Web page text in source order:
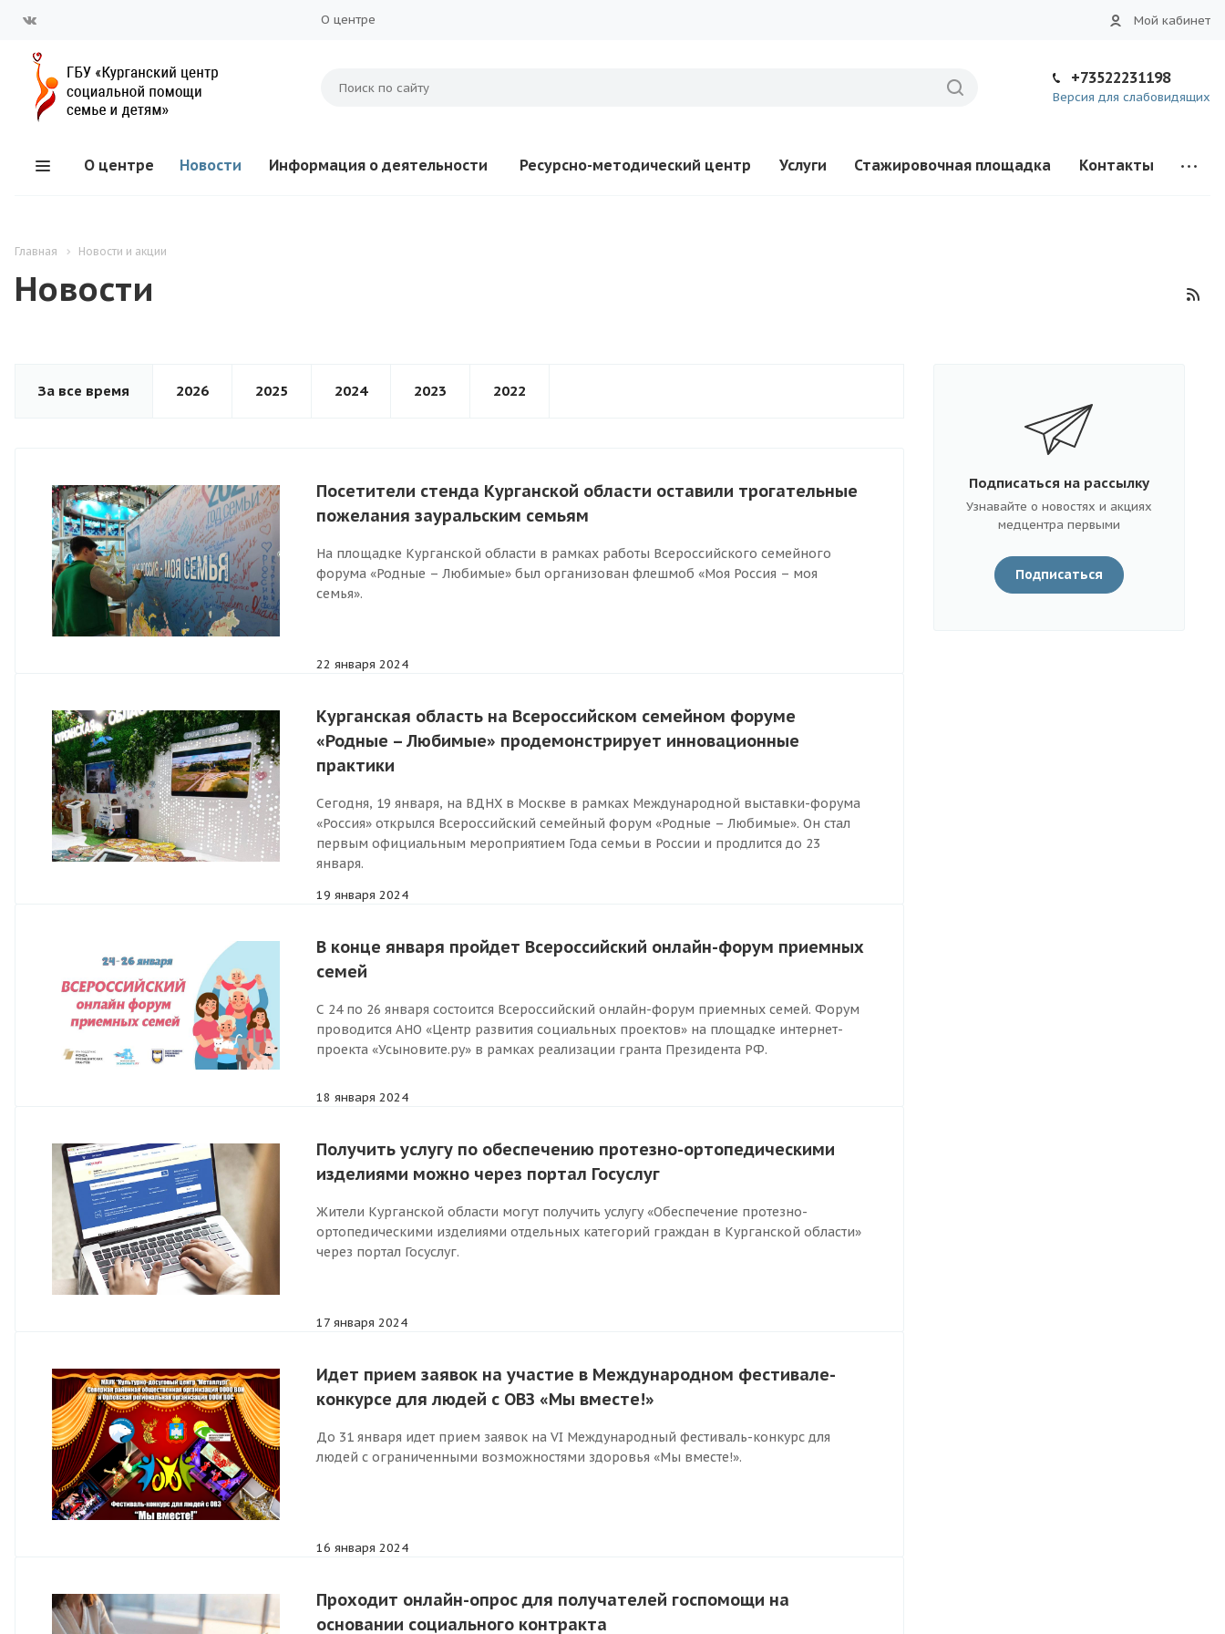
О центре Мой кабинет
+73522231198
Версия для слабовидящих
О центре Новости Информация о деятельности Ресурсно-методический центр Услуги Стажировочная площадка Контакты
Главная Новости и акции
Новости
За все время 2026 2025 2024 2023 2022
Посетители стенда Курганской области оставили трогательные
пожелания зауральским семьям
На площадке Курганской области в рамках работы Всероссийского семейного
форума «Родные – Любимые» был организован флешмоб «Моя Россия – моя
семья».
22 января 2024
Курганская область на Всероссийском семейном форуме
«Родные – Любимые» продемонстрирует инновационные
практики
Сегодня, 19 января, на ВДНХ в Москве в рамках Международной выставки-форума
«Россия» открылся Всероссийский семейный форум «Родные – Любимые». Он стал
первым официальным мероприятием Года семьи в России и продлится до 23
января.
19 января 2024
В конце января пройдет Всероссийский онлайн-форум приемных
семей
С 24 по 26 января состоится Всероссийский онлайн-форум приемных семей. Форум
проводится АНО «Центр развития социальных проектов» на площадке интернет-
проекта «Усыновите.ру» в рамках реализации гранта Президента РФ.
18 января 2024
Получить услугу по обеспечению протезно-ортопедическими
изделиями можно через портал Госуслуг
Жители Курганской области могут получить услугу «Обеспечение протезно-
ортопедическими изделиями отдельных категорий граждан в Курганской области»
через портал Госуслуг.
17 января 2024
Идет прием заявок на участие в Международном фестивале-
конкурсе для людей с ОВЗ «Мы вместе!»
До 31 января идет прием заявок на VI Международный фестиваль-конкурс для
людей с ограниченными возможностями здоровья «Мы вместе!».
16 января 2024
Проходит онлайн-опрос для получателей госпомощи на
основании социального контракта
Подписаться на рассылку
Узнавайте о новостях и акциях
медцентра первыми
Подписаться